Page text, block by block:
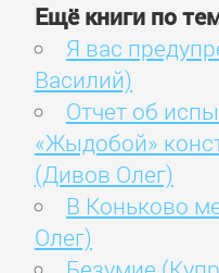
Ещё книги по
Я вас
Василий)
Отчет об
«Жыдобой»
(Дивов Олег)
В Коньково
Олег)